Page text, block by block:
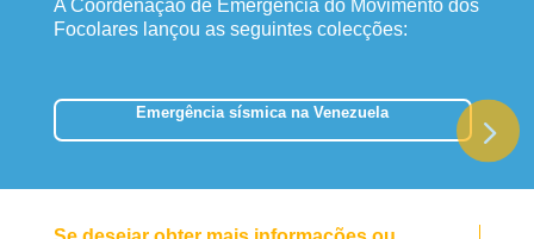
A Coordenação de Emergência do Movimento dos
Focolares lançou as seguintes colecções:
Emergência sísmica na Venezuela